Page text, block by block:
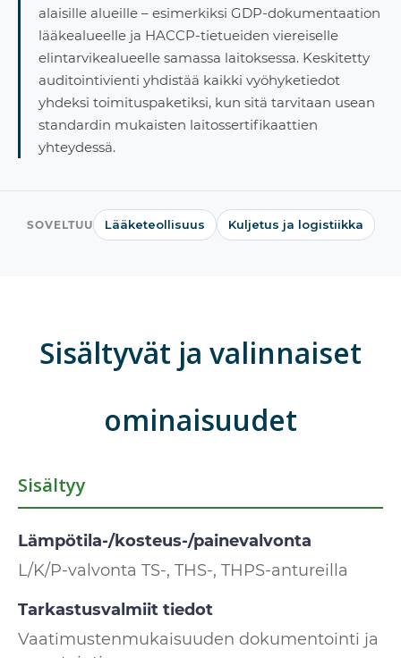
alaisille alueille – esimerkiksi GDP-dokumentaation
lääkealueelle ja HACCP-tietueiden viereiselle
elintarvikealueelle samassa laitoksessa. Keskitetty
auditointivienti yhdistää kaikki vyöhyketiedot
yhdeksi toimituspaketiksi, kun sitä tarvitaan usean
standardin mukaisten laitossertifikaattien
yhteydessä.
SOVELTUU Lääketeollisuus Kuljetus ja logistiikka
Sisältyvät ja valinnaiset
ominaisuudet
Sisältyy
Lämpötila-/kosteus-/painevalvonta
L/K/P-valvonta TS-, THS-, THPS-antureilla
Tarkastusvalmiit tiedot
Vaatimustenmukaisuuden dokumentointi ja